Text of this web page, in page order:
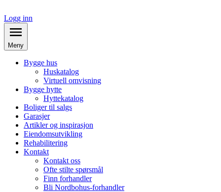
Logg inn
Meny
Bygge hus
Huskatalog
Virtuell omvisning
Bygge hytte
Hyttekatalog
Boliger til salgs
Garasjer
Artikler og inspirasjon
Eiendomsutvikling
Rehabilitering
Kontakt
Kontakt oss
Ofte stilte spørsmål
Finn forhandler
Bli Nordbohus-forhandler